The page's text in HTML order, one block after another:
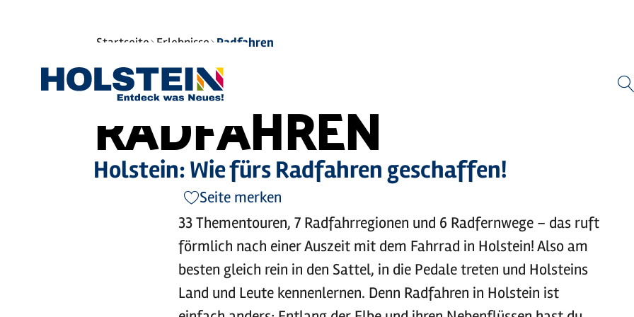
Sie
Startseite Erlebnisse Radfahren
RADFAHREN
Holstein: Wie fürs Radfahren geschaffen!
Seite merken
33 Thementouren, 7 Radfahrregionen und 6 Radfernwege – das ruft
förmlich nach einer Auszeit mit dem Fahrrad in Holstein! Also am
besten gleich rein in den Sattel, in die Pedale treten und Holsteins
Land und Leute kennenlernen. Denn Radfahren in Holstein ist